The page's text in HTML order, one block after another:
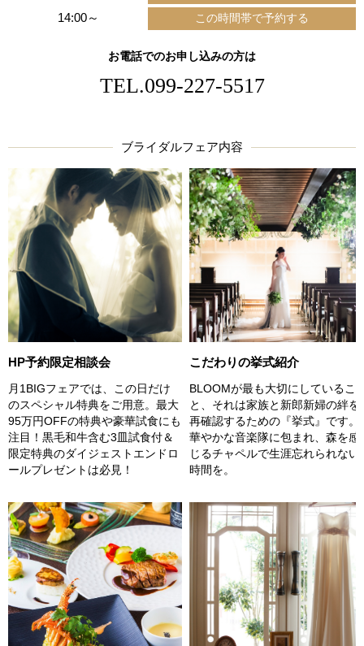
14:00～
お電話でのお申し込みの方は
TEL.099-227-5517
ブライダルフェア内容
HP予約限定相談会
月1BIGフェアでは、この日だけ
のスペシャル特典をご用意。最大
95万円OFFの特典や豪華試食にも
注目！黒毛和牛含む3皿試食付＆
限定特典のダイジェストエンドロ
ールプレゼントは必見！
こだわりの挙式紹介
BLOOMが最も大切にしているこ
と、それは家族と新郎新婦の絆を
再確認するための『挙式』です。
華やかな音楽隊に包まれ、森を感
じるチャペルで生涯忘れられない
時間を。